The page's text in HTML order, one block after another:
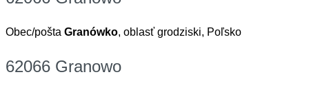
Obec/pošta Granówko, oblasť grodziski, Poľsko
62066 Granowo